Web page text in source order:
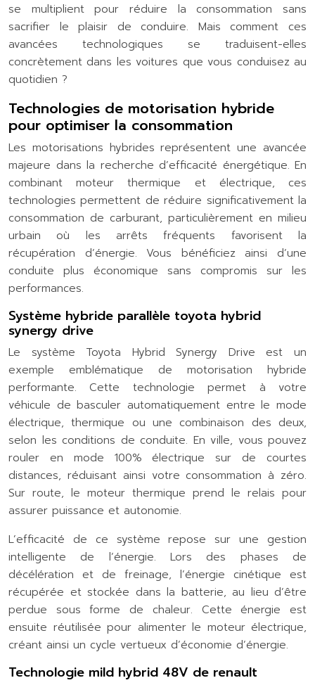
se multiplient pour réduire la consommation sans
sacrifier le plaisir de conduire. Mais comment ces
avancées technologiques se traduisent-elles
concrètement dans les voitures que vous conduisez au
quotidien ?
Technologies de motorisation hybride
pour optimiser la consommation
Les motorisations hybrides représentent une avancée
majeure dans la recherche d’efficacité énergétique. En
combinant moteur thermique et électrique, ces
technologies permettent de réduire significativement la
consommation de carburant, particulièrement en milieu
urbain où les arrêts fréquents favorisent la
récupération d’énergie. Vous bénéficiez ainsi d’une
conduite plus économique sans compromis sur les
performances.
Système hybride parallèle toyota hybrid
synergy drive
Le système Toyota Hybrid Synergy Drive est un
exemple emblématique de motorisation hybride
performante. Cette technologie permet à votre
véhicule de basculer automatiquement entre le mode
électrique, thermique ou une combinaison des deux,
selon les conditions de conduite. En ville, vous pouvez
rouler en mode 100% électrique sur de courtes
distances, réduisant ainsi votre consommation à zéro.
Sur route, le moteur thermique prend le relais pour
assurer puissance et autonomie.
L’efficacité de ce système repose sur une gestion
intelligente de l’énergie. Lors des phases de
décélération et de freinage, l’énergie cinétique est
récupérée et stockée dans la batterie, au lieu d’être
perdue sous forme de chaleur. Cette énergie est
ensuite réutilisée pour alimenter le moteur électrique,
créant ainsi un cycle vertueux d’économie d’énergie.
Technologie mild hybrid 48V de renault